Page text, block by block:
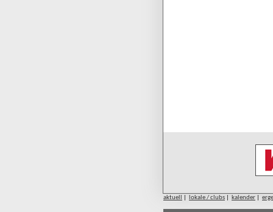
aktuell lokale / clubs kalender